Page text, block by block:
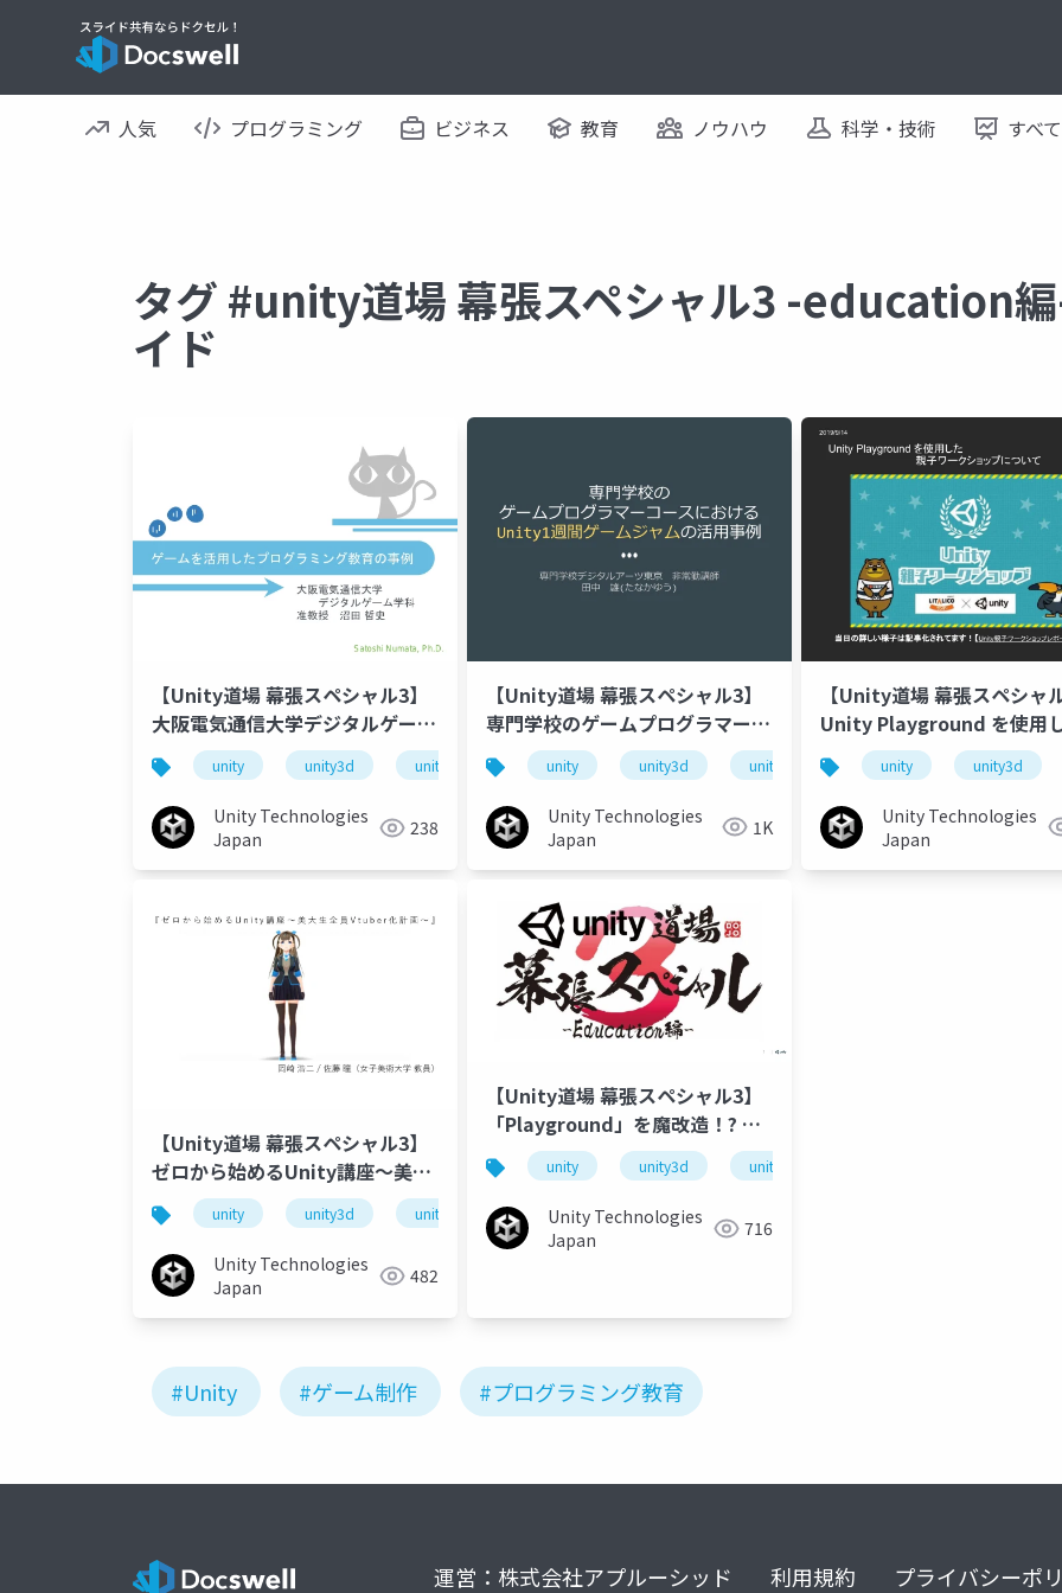
人気 プログラミング ビジネス 教育 ノウハウ 科学・技術 すべ
タグ #unity道場 幕張スペシャル3 -education
イド
【Unity道場 幕張スペシャル3】
大阪電気通信大学デジタルゲーム
学科における、ゲームを活用した
プログラミング教育の事例
unity unity3d unity道場 unitydojo unity道場 幕張スペシャル3 -education編-
Unity Technologies
Japan
238
【Unity道場 幕張スペシャル3】
専門学校のゲームプログラマーコ
ースにおけるUnity1週間ゲーム
ジャムの活用事例
unity unity3d unity道場 unitydojo unity道場
Unity Technologies
Japan
1K
【Unity道場 幕張スペシャ
Unity Playground を使用
子ワークショップについて
unity unity3d
Unity Technologies
Japan
【Unity道場 幕張スペシャル3】
ゼロから始めるUnity講座〜美大
生全員Vtuber化計画〜
unity unity3d unity道場 unitydojo unity道場 幕張スペシャル3 -education編-
Unity Technologies
Japan
482
【Unity道場 幕張スペシャル3】
「Playground」を魔改造！? ゲ
ームデザイン授業への活用
unity unity3d unity道場
Unity Technologies
Japan
716
#Unity #ゲーム制作 #プログラミング教育
運営：株式会社アプルーシッド 利用規約 プライバシーポ